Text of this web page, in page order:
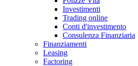
Investimenti
Trading online
Conti d'investimento
Consulenza Finanziaria
Finanziamenti
Leasing
Factoring